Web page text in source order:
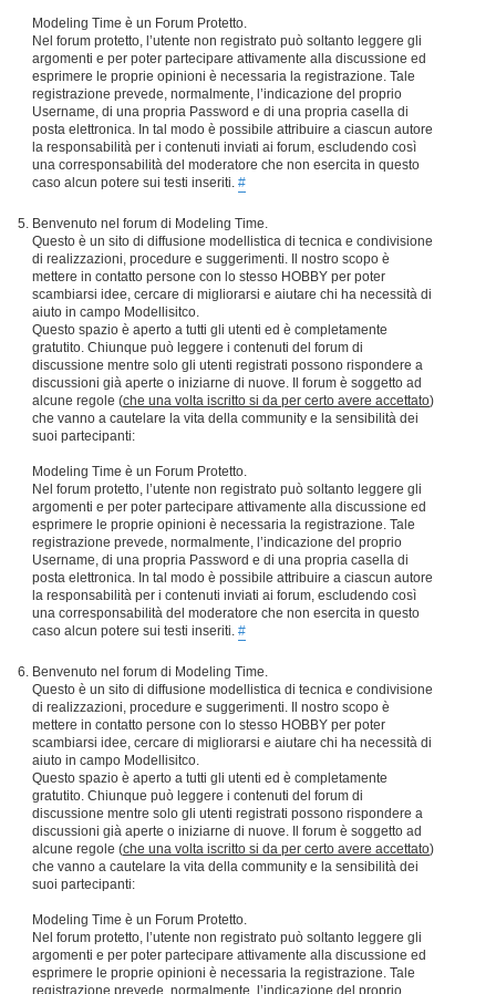
Modeling Time è un Forum Protetto.
Nel forum protetto, l’utente non registrato può soltanto leggere gli
argomenti e per poter partecipare attivamente alla discussione ed
esprimere le proprie opinioni è necessaria la registrazione. Tale
registrazione prevede, normalmente, l’indicazione del proprio
Username, di una propria Password e di una propria casella di
posta elettronica. In tal modo è possibile attribuire a ciascun autore
la responsabilità per i contenuti inviati ai forum, escludendo così
una corresponsabilità del moderatore che non esercita in questo
caso alcun potere sui testi inseriti. #
Benvenuto nel forum di Modeling Time.
Questo è un sito di diffusione modellistica di tecnica e condivisione
di realizzazioni, procedure e suggerimenti. Il nostro scopo è
mettere in contatto persone con lo stesso HOBBY per poter
scambiarsi idee, cercare di migliorarsi e aiutare chi ha necessità di
aiuto in campo Modellisitco.
Questo spazio è aperto a tutti gli utenti ed è completamente
gratutito. Chiunque può leggere i contenuti del forum di
discussione mentre solo gli utenti registrati possono rispondere a
discussioni già aperte o iniziarne di nuove. Il forum è soggetto ad
alcune regole (che una volta iscritto si da per certo avere accettato)
che vanno a cautelare la vita della community e la sensibilità dei
suoi partecipanti:
Modeling Time è un Forum Protetto.
Nel forum protetto, l’utente non registrato può soltanto leggere gli
argomenti e per poter partecipare attivamente alla discussione ed
esprimere le proprie opinioni è necessaria la registrazione. Tale
registrazione prevede, normalmente, l’indicazione del proprio
Username, di una propria Password e di una propria casella di
posta elettronica. In tal modo è possibile attribuire a ciascun autore
la responsabilità per i contenuti inviati ai forum, escludendo così
una corresponsabilità del moderatore che non esercita in questo
caso alcun potere sui testi inseriti. #
Benvenuto nel forum di Modeling Time.
Questo è un sito di diffusione modellistica di tecnica e condivisione
di realizzazioni, procedure e suggerimenti. Il nostro scopo è
mettere in contatto persone con lo stesso HOBBY per poter
scambiarsi idee, cercare di migliorarsi e aiutare chi ha necessità di
aiuto in campo Modellisitco.
Questo spazio è aperto a tutti gli utenti ed è completamente
gratutito. Chiunque può leggere i contenuti del forum di
discussione mentre solo gli utenti registrati possono rispondere a
discussioni già aperte o iniziarne di nuove. Il forum è soggetto ad
alcune regole (che una volta iscritto si da per certo avere accettato)
che vanno a cautelare la vita della community e la sensibilità dei
suoi partecipanti:
Modeling Time è un Forum Protetto.
Nel forum protetto, l’utente non registrato può soltanto leggere gli
argomenti e per poter partecipare attivamente alla discussione ed
esprimere le proprie opinioni è necessaria la registrazione. Tale
registrazione prevede, normalmente, l’indicazione del proprio